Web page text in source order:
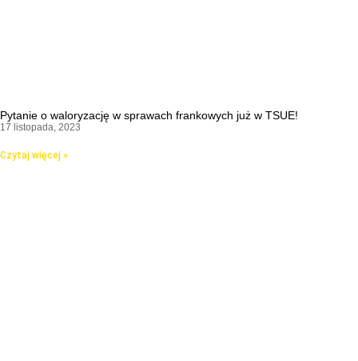
Pytanie o waloryzację w sprawach frankowych już w TSUE!
17 listopada, 2023
Czytaj więcej »